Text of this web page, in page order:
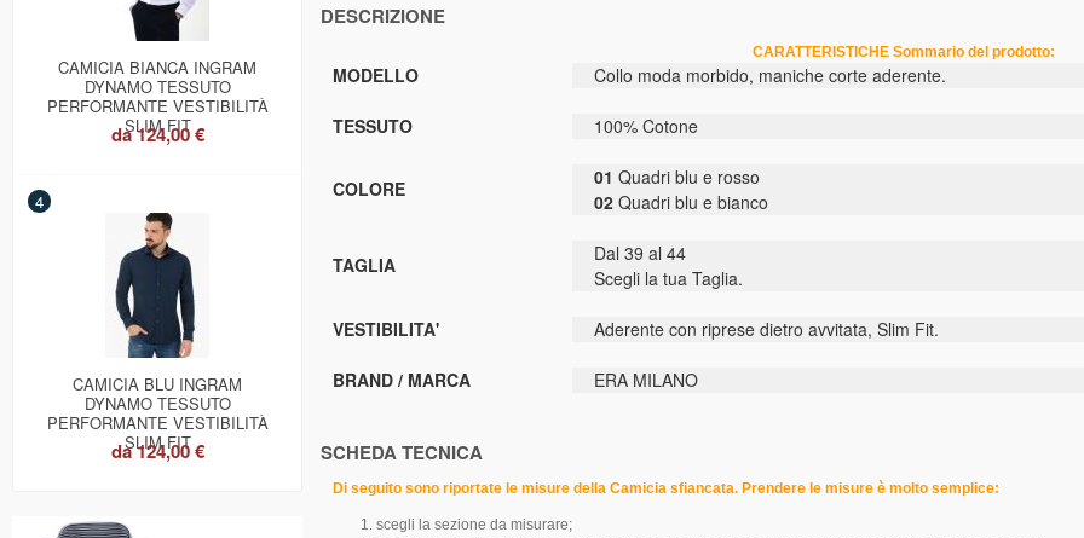
CAMICIA BIANCA INGRAM
DYNAMO TESSUTO
PERFORMANTE VESTIBILITÀ
SLIM FIT
da124,00 €
4
CAMICIA BLU INGRAM
DYNAMO TESSUTO
PERFORMANTE VESTIBILITÀ
SLIM FIT
da124,00 €
DESCRIZIONE
CARATTERISTICHE Sommario del prodotto:
MODELLO Collo moda morbido, maniche corte aderente.
TESSUTO 100% Cotone
COLORE 01 Quadri blu e rosso
02 Quadri blu e bianco
TAGLIA
Dal 39 al 44
Scegli la tua Taglia.
VESTIBILITA' Aderente con riprese dietro avvitata, Slim Fit.
BRAND / MARCA ERA MILANO
SCHEDA TECNICA
Di seguito sono riportate le misure della Camicia sfiancata. Prendere le misure è molto semplice:
scegli la sezione da misurare;